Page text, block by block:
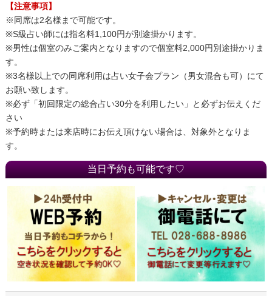
【注意事項】
※同席は2名様まで可能です。
※S級占い師には指名料1,100円が別途掛かります。
※男性は個室のみご案内となりますので個室料2,000円別途掛かりま
す。
※3名様以上での同席利用は占い女子会プラン（男女混合も可）にて
お願い致します。
※必ず「初回限定の総合占い30分を利用したい」と必ずお伝えくだ
さい
※予約時または来店時にお伝え頂けない場合は、対象外となりま
す。
当日予約も可能です♡